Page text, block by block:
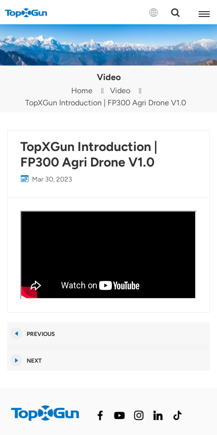
Contact us
English
Русский
Português(Brasil)
Türkçe
Video
Home
Video
TopXGun Introduction | FP300 Agri Drone V1.0
TopXGun Introduction |
FP300 Agri Drone V1.0
Mar 30, 2023
PREVIOUS
NEXT